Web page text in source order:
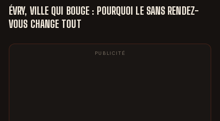
ÉVRY, VILLE QUI BOUGE : POURQUOI LE SANS RENDEZ-
VOUS CHANGE TOUT
PUBLICITÉ